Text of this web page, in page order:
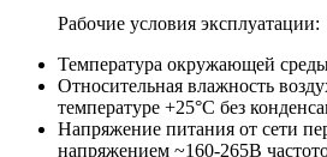
Рабочие условия эксплуатации:
Температура окружающей
Относительная влажность
температуре +25°С без
Напряжение питания от сети
напряжением ~160-265В